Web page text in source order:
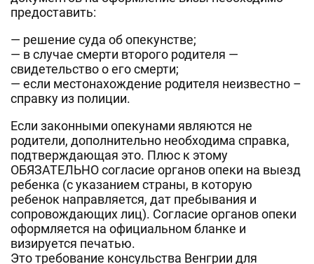
предоставить:
— решение суда об опекунстве;
— в случае смерти второго родителя —
свидетельство о его смерти;
— если местонахождение родителя неизвестно –
справку из полиции.
Если законными опекунами являются не
родители, дополнительно необходима справка,
подтверждающая это. Плюс к этому
ОБЯЗАТЕЛЬНО согласие органов опеки на выезд
ребенка (с указанием страны, в которую
ребенок направляется, дат пребывания и
сопровождающих лиц). Согласие органов опеки
оформляется на официальном бланке и
визируется печатью.
Это требование консульства Венгрии для